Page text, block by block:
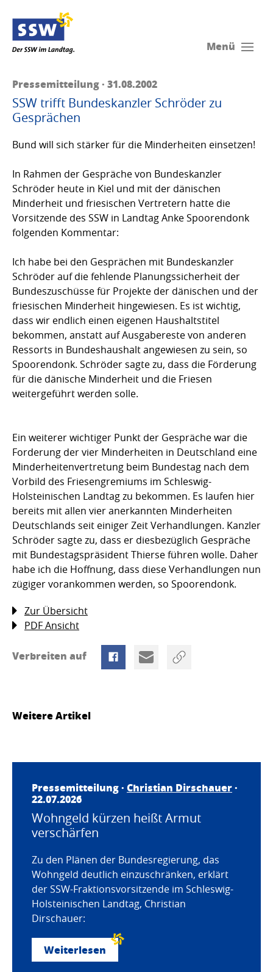
Menü
Pressemitteilung · 31.08.2002
SSW trifft Bundeskanzler Schröder zu
Gesprächen
Bund will sich stärker für die Minderheiten einsetzen!
In Rahmen der Gespräche von Bundeskanzler
Schröder heute in Kiel und mit der dänischen
Minderheit und friesischen Vertretern hatte die
Vorsitzende des SSW in Landtag Anke Spoorendonk
folgenden Kommentar:
Ich habe bei den Gesprächen mit Bundeskanzler
Schröder auf die fehlende Planungssicherheit der
Bundeszuschüsse für Projekte der dänischen und der
friesischen Minderheit hingewiesen. Es ist wichtig,
dass wir endlich einen eigenen Haushaltstitel
bekommen, anstatt auf Ausgabereste von anderen
Ressorts in Bundeshaushalt angewiesen zu sein, so
Spoorendonk. Schröder sagte zu, dass die Förderung
für die dänische Minderheit und die Friesen
weitergeführt werden solle.
Ein weiterer wichtiger Punkt der Gespräche war die
Forderung der vier Minderheiten in Deutschland eine
Minderheitenvertretung beim Bundestag nach dem
Vorbild des Friesengremiums im Schleswig-
Holsteinischen Landtag zu bekommen. Es laufen hier
bereits mit allen vier anerkannten Minderheiten
Deutschlands seit einiger Zeit Verhandlungen. Kanzler
Schröder sagte zu, dass er diesbezüglich Gespräche
mit Bundestagspräsident Thierse führen wolle. Daher
habe ich die Hoffnung, dass diese Verhandlungen nun
zügiger vorankommen werden, so Spoorendonk.
Zur Übersicht
PDF Ansicht
Verbreiten auf
Weitere Artikel
Pressemitteilung · Christian Dirschauer·
22.07.2026
Wohngeld kürzen heißt Armut
verschärfen
Zu den Plänen der Bundesregierung, das
Wohngeld deutlich einzuschränken, erklärt
der SSW-Fraktionsvorsitzende im Schleswig-
Holsteinischen Landtag, Christian
Dirschauer:
Weiterlesen